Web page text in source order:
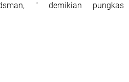
" demikian pungkas